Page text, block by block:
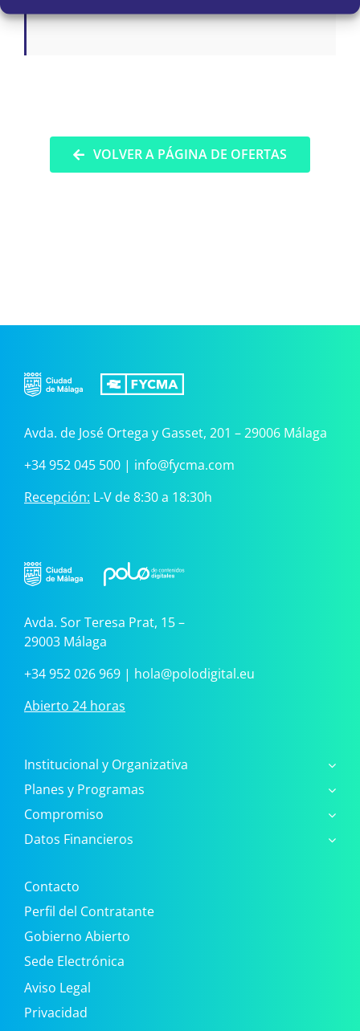
VOLVER A PÁGINA DE OFERTAS
Avda. de José Ortega y Gasset, 201 – 29006 Málaga
+34 952 045 500| info@fycma.com
Recepción: L-V de 8:30 a 18:30h
Avda. Sor Teresa Prat, 15 –
29003 Málaga
+34 952 026 969| hola@polodigital.eu
Abierto 24 horas
Institucional y Organizativa
Planes y Programas
Compromiso
Datos Financieros
Contacto
Perfil del Contratante
Gobierno Abierto
Sede Electrónica
Aviso Legal
Privacidad